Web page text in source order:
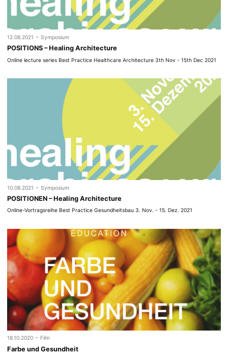
12.08.2021 - Symposium
POSITIONS – Healing Architecture
Online lecture series Best Practice Healthcare Architecture 3th Nov - 15th Dec 2021
10.08.2021 - Symposium
POSITIONEN – Healing Architecture
Online-Vortragsreihe Best Practice Gesundheitsbau 3. Nov. - 15. Dez. 2021
18.10.2020 - Film
Farbe und Gesundheit